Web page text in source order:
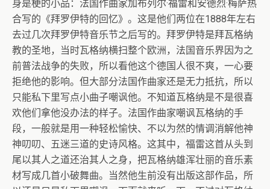
身是梗的小品：法国作曲家加布列尔·福雷和安德烈·梅萨热
合写的《拜罗伊特的回忆》。这是他们两位在1888年左右
去过几次拜罗伊特音乐节之后写的。拜罗伊特是拜瓦格纳
教的圣地，当时瓦格纳横扫整个欧洲，法国音乐界因为之
前普法战争的失败，所以看他这个德国人很不爽，一心要
拒绝他的影响。但大部分法国作曲家还是无力抵抗，所以
只能私下里写点小曲子嘲讽他。不知道瓦格纳是不是很喜
欢他们拿他没办法的样子。法国作曲家嘲讽瓦格纳的手
段，一般就是用一种轻松愉快、不以为然的情调消解他神
神叨叨、五迷三道的史诗风格。这其中，福雷这首从头到
尾以其人之道还治其人之身，把瓦格纳雄浑壮丽的音乐素
材写成几首小破舞曲。当然他生前没有出版这部作品，所